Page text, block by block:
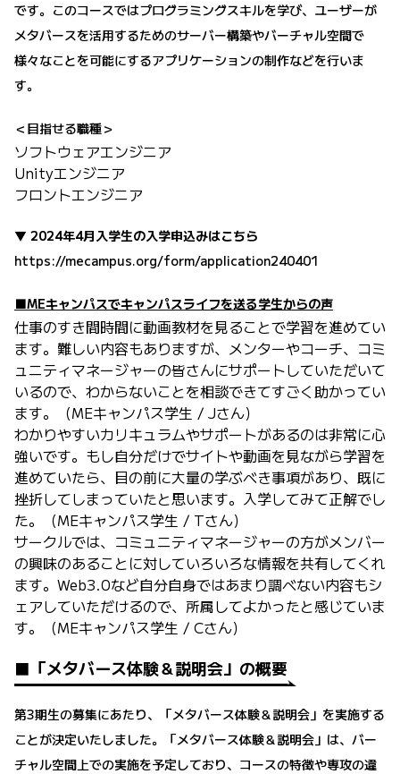
です。このコースではプログラミングスキルを学び、ユーザーが
メタバースを活用するためのサーバー構築やバーチャル空間で
様々なことを可能にするアプリケーションの制作などを行いま
す。
＜目指せる職種＞
ソフトウェアエンジニア
Unityエンジニア
フロントエンジニア
▼ 2024年4月入学生の入学申込みはこちら
https://mecampus.org/form/application240401
■MEキャンパスでキャンパスライフを送る学生からの声
仕事のすき間時間に動画教材を見ることで学習を進めてい
ます。難しい内容もありますが、メンターやコーチ、コミ
ュニティマネージャーの皆さんにサポートしていただいて
いるので、わからないことを相談できてすごく助かってい
ます。（MEキャンパス学生 / Jさん）
わかりやすいカリキュラムやサポートがあるのは非常に心
強いです。もし自分だけでサイトや動画を見ながら学習を
進めていたら、目の前に大量の学ぶべき事項があり、既に
挫折してしまっていたと思います。入学してみて正解でし
た。（MEキャンパス学生 / Tさん）
サークルでは、コミュニティマネージャーの方がメンバー
の興味のあることに対していろいろな情報を共有してくれ
ます。Web3.0など自分自身ではあまり調べない内容もシ
ェアしていただけるので、所属してよかったと感じていま
す。（MEキャンパス学生 / Cさん）
■「メタバース体験＆説明会」の概要
第3期生の募集にあたり、「メタバース体験＆説明会」を実施する
ことが決定いたしました。「メタバース体験＆説明会」は、バー
チャル空間上での実施を予定しており、コースの特徴や専攻の違